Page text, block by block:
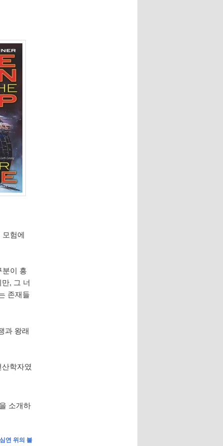
험에
이 흥
, 그 너
존재들
과 왕래
학자였
소개하
연 위의 불